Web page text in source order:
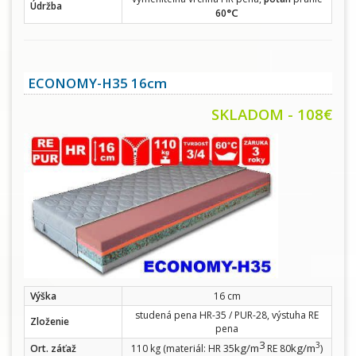
Údržba
60°C
ECONOMY-H35 16cm
SKLADOM - 108€
Výška
16 cm
Zloženie
studená pena HR-35 / PUR-28, výstuha RE
pena
Ort. záťaž
110 kg (materiál: HR 35kg/m3 RE 80kg/m3)